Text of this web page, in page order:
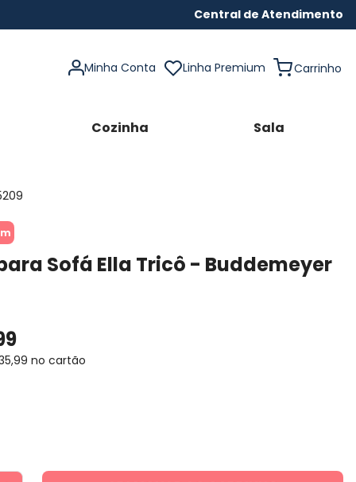
Central de Atendimento
Minha Conta Linha Premium
Cozinha Sala
Sofá Ella Tricô - Buddemeyer
,99 no cartão